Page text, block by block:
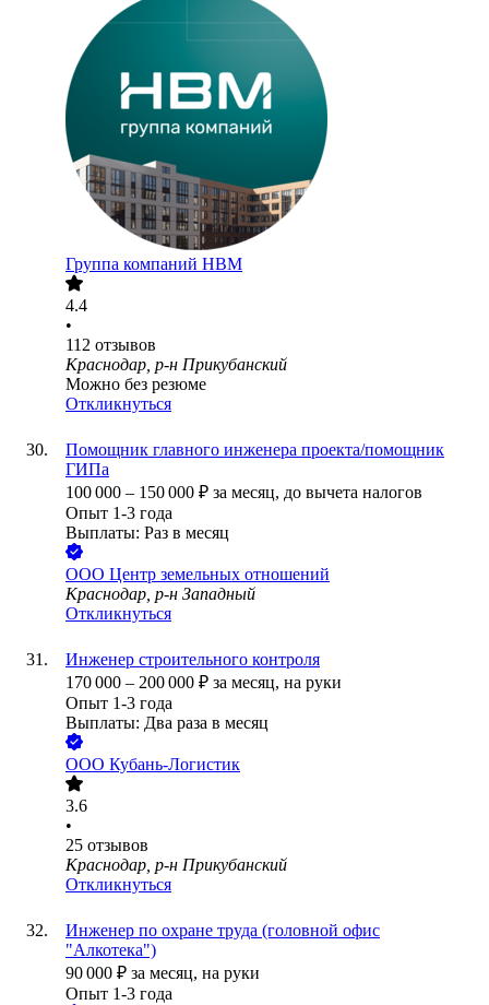
Группа компаний НВМ
4.4
•
112 отзывов
Краснодар, р-н Прикубанский
Можно без резюме
Откликнуться
Помощник главного инженера проекта/помощник
ГИПа
100 000 – 150 000 ₽ за месяц, до вычета налогов
Опыт 1-3 года
Выплаты: Раз в месяц
ООО Центр земельных отношений
Краснодар, р-н Западный
Откликнуться
Инженер строительного контроля
170 000 – 200 000 ₽ за месяц, на руки
Опыт 1-3 года
Выплаты: Два раза в месяц
ООО Кубань-Логистик
3.6
•
25 отзывов
Краснодар, р-н Прикубанский
Откликнуться
Инженер по охране труда (головной офис
"Алкотека")
90 000 ₽ за месяц, на руки
Опыт 1-3 года